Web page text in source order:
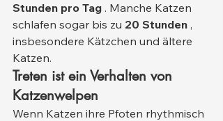
Stunden pro Tag . Manche Katzen
schlafen sogar bis zu 20 Stunden ,
insbesondere Kätzchen und ältere
Katzen.
Treten ist ein Verhalten von
Katzenwelpen
Wenn Katzen ihre Pfoten rhythmisch